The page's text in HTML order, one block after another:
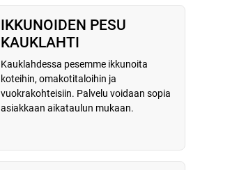
IKKUNOIDEN PESU
KAUKLAHTI
Kauklahdessa pesemme ikkunoita
koteihin, omakotitaloihin ja
vuokrakohteisiin. Palvelu voidaan sopia
asiakkaan aikataulun mukaan.